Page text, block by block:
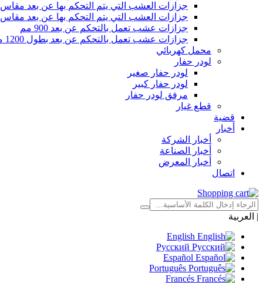
جزازات العشب التي يتم التحكم بها عن بعد مقاس 800 مم
جزازات العشب التي يتم التحكم بها عن بعد مقاس 1000 مم
جزازات عشب تعمل بالتحكم عن بعد 900 مم
جزازات عشب تعمل بالتحكم عن بعد بطول 1200 مم
محمل كهربائي
لودر حفار
لودر حفار صغير
لودر حفار كبير
مرفق لودر حفار
قطع غيار
قضية
أخبار
أخبار الشركة
أخبار الصناعة
أخبار المعرض
اتصال
| العربية